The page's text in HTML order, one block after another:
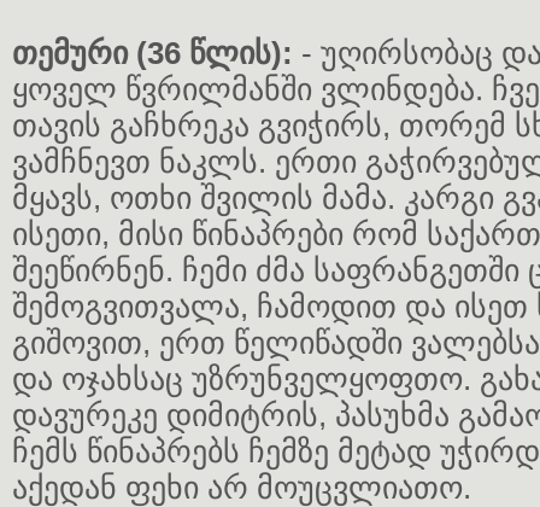
თემური (36 წლის): - უღირსობაც
ყოველ წვრილმანში ვლინდება.
თავის გაჩხრეკა გვიჭირს, თორემ
ვამჩნევთ ნაკლს. ერთი
მყავს, ოთხი შვილის მამა. კარგი
ისეთი, მისი წინაპრები რომ
შეეწირნენ. ჩემი ძმა
შემოგვითვალა, ჩამოდით და ისეთ
გიშოვით, ერთ წელიწადში
და ოჯახსაც უზრუნველყოფთო.
დავურეკე დიმიტრის, პასუხმა
ჩემს წინაპრებს ჩემზე მეტად
აქედან ფეხი არ მოუცვლიათო.